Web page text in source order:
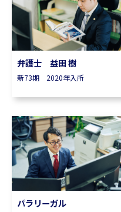
弁護士 益田 樹
新73期 2020年入所
パラリーガル